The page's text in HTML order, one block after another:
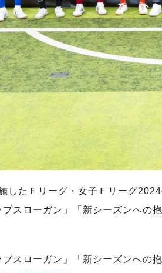
したＦリーグ・女子Ｆリーグ
スローガン」「新シーズンへの
スローガン」「新シーズンへの